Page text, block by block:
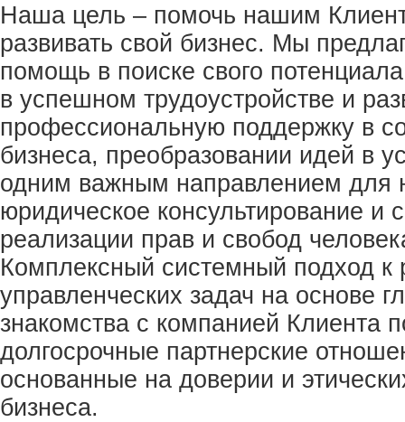
Наша цель – помочь нашим
развивать свой бизнес. Мы
помощь в поиске свого
в успешном трудоустройстве и
профессиональную поддержку в
бизнеса, преобразовании идей в
одним важным направлением для
юридическое консультирование и
реализации прав и свобод
Комплексный системный подход
управленческих задач на основе
знакомства с компанией Клиента
долгосрочные партнерские
основанные на доверии и
бизнеса.